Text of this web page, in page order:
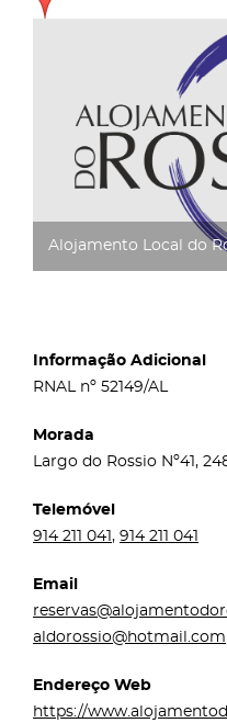
Alojamento Local do
Informação Adicional
RNAL nº 52149/AL
Morada
Largo do Rossio Nº41,
Telemóvel
914 211 041, 914 211 041
Email
aldorossio@hotmail.com
Endereço Web
https://